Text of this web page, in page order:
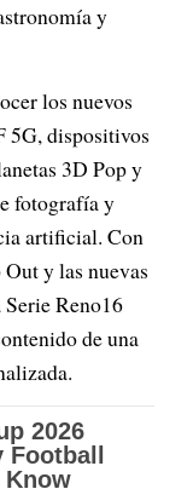
y
los nuevos
5G, dispositivos
3D Pop y
fotografía y
artificial. Con
y las nuevas
Reno16
de una